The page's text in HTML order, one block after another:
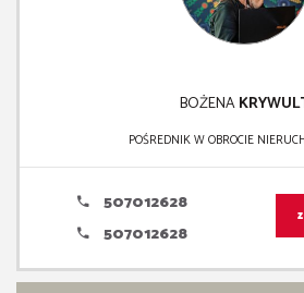
BOŻENA
POŚREDNIK W OBROCIE
507012628
507012628